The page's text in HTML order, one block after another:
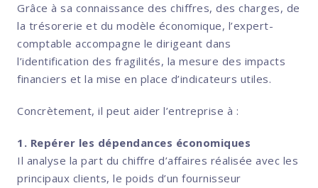
Grâce à sa connaissance des chiffres, des charges, de
la trésorerie et du modèle économique, l’expert-
comptable accompagne le dirigeant dans
l’identification des fragilités, la mesure des impacts
financiers et la mise en place d’indicateurs utiles.
Concrètement, il peut aider l’entreprise à :
1. Repérer les dépendances économiques
Il analyse la part du chiffre d’affaires réalisée avec les
principaux clients, le poids d’un fournisseur